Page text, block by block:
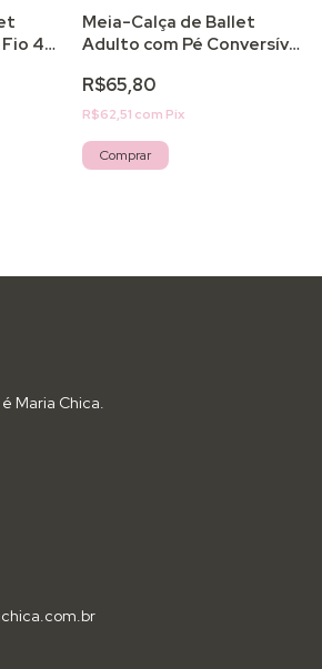
40
Meia-Calça de Ballet
Adulto com Pé Conversível
Chica
R$65,80
R$62,51 com Pix
Comprar
Maria Chica.